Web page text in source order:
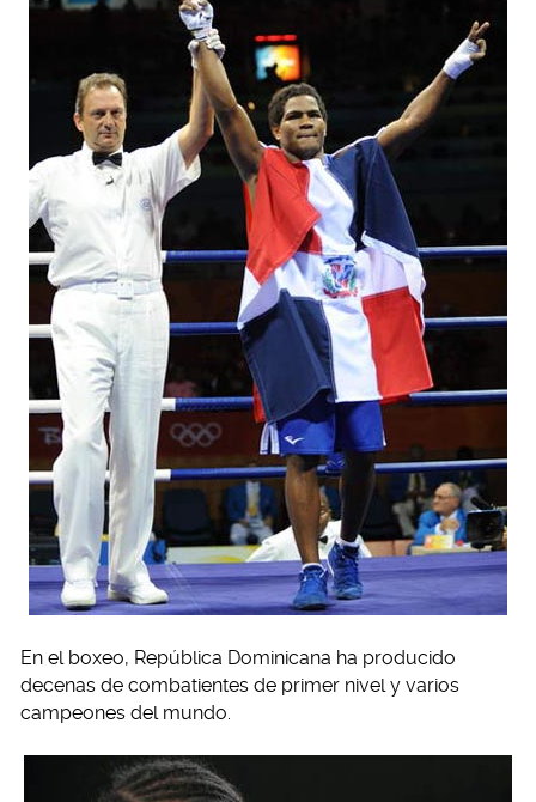
En el boxeo, República Dominicana ha producido
decenas de combatientes de primer nivel y varios
campeones del mundo.